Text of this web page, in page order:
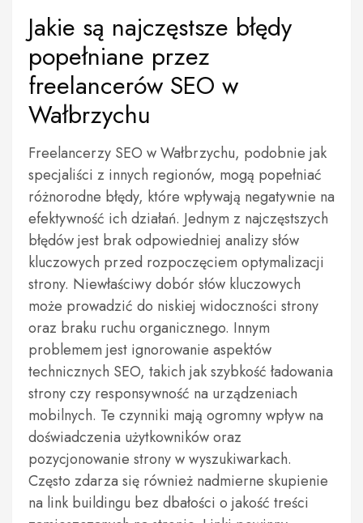
Jakie są najczęstsze błędy
popełniane przez
freelancerów SEO w
Wałbrzychu
Freelancerzy SEO w Wałbrzychu, podobnie jak
specjaliści z innych regionów, mogą popełniać
różnorodne błędy, które wpływają negatywnie na
efektywność ich działań. Jednym z najczęstszych
błędów jest brak odpowiedniej analizy słów
kluczowych przed rozpoczęciem optymalizacji
strony. Niewłaściwy dobór słów kluczowych
może prowadzić do niskiej widoczności strony
oraz braku ruchu organicznego. Innym
problemem jest ignorowanie aspektów
technicznych SEO, takich jak szybkość ładowania
strony czy responsywność na urządzeniach
mobilnych. Te czynniki mają ogromny wpływ na
doświadczenia użytkowników oraz
pozycjonowanie strony w wyszukiwarkach.
Często zdarza się również nadmierne skupienie
na link buildingu bez dbałości o jakość treści